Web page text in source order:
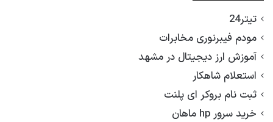
تیتر24
مودم فیبرنوری مخابرات
آموزش ارز دیجیتال در مشهد
استعلام شاهکار
ثبت نام بروکر ای پلنت
خرید سرور hp ماهان